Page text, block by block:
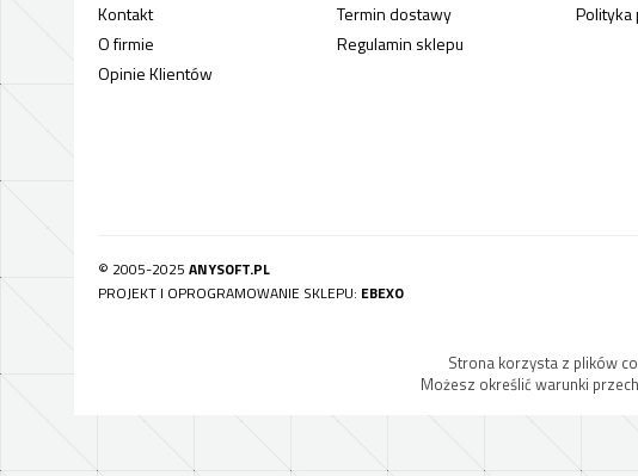
Kontakt
O firmie
Opinie Klientów
Termin dostawy
Regulamin sklepu
Polityka
© 2005-2025 ANYSOFT.PL
PROJEKT I OPROGRAMOWANIE SKLEPU: EBEXO
Strona korzysta z plików
Możesz określić warunki